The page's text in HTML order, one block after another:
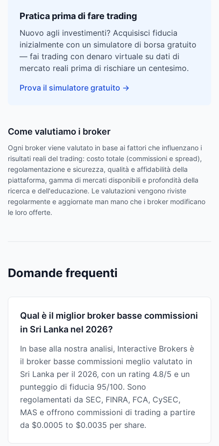
Pratica prima di fare trading
Nuovo agli investimenti? Acquisisci fiducia
inizialmente con un simulatore di borsa gratuito
— fai trading con denaro virtuale su dati di
mercato reali prima di rischiare un centesimo.
Prova il simulatore gratuito →
Come valutiamo i broker
Ogni broker viene valutato in base ai fattori che influenzano i
risultati reali del trading: costo totale (commissioni e spread),
regolamentazione e sicurezza, qualità e affidabilità della
piattaforma, gamma di mercati disponibili e profondità della
ricerca e dell'educazione. Le valutazioni vengono riviste
regolarmente e aggiornate man mano che i broker modificano
le loro offerte.
Domande frequenti
Qual è il miglior broker basse commissioni
in Sri Lanka nel 2026?
In base alla nostra analisi, Interactive Brokers è
il broker basse commissioni meglio valutato in
Sri Lanka per il 2026, con un rating 4.8/5 e un
punteggio di fiducia 95/100. Sono
regolamentati da SEC, FINRA, FCA, CySEC,
MAS e offrono commissioni di trading a partire
da $0.0005 to $0.0035 per share.